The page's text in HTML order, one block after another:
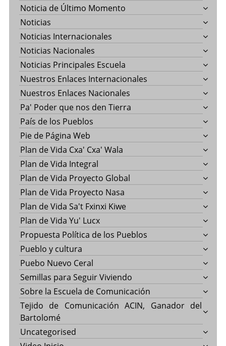
Noticia de Último Momento
Noticias
Noticias Internacionales
Noticias Nacionales
Noticias Principales Escuela
Nuestros Enlaces Internacionales
Nuestros Enlaces Nacionales
Pa' Poder que nos den Tierra
País de los Pueblos
Pie de Página Web
Plan de Vida Cxa' Cxa' Wala
Plan de Vida Integral
Plan de Vida Proyecto Global
Plan de Vida Proyecto Nasa
Plan de Vida Sa't Fxinxi Kiwe
Plan de Vida Yu' Lucx
Propuesta Política de los Pueblos
Pueblo y cultura
Puebo Nuevo Ceral
Semillas para Seguir Viviendo
Sobre la Escuela de Comunicación
Tejido de Comunicación ACIN, Ganador del
Bartolomé
Uncategorised